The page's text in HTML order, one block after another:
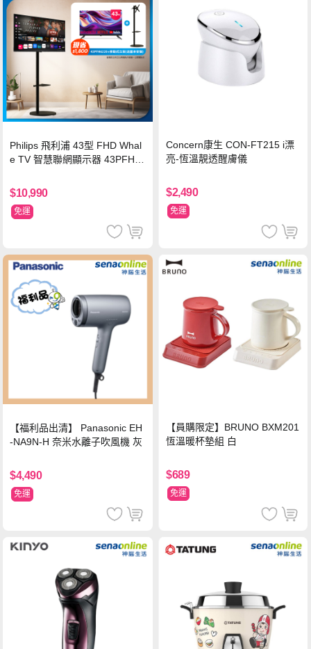
Philips 飛利浦 43型 FHD Whal
e TV 智慧聯網顯示器 43PFH6
$10,990
免運
Concern康生 CON-FT215 i漂
亮-恆溫靚透醒膚儀
$2,490
免運
【福利品出清】 Panasonic EH
-NA9N-H 奈米水離子吹風機 灰
$4,490
免運
【員購限定】BRUNO BXM201
恆溫暖杯墊組 白
$689
免運